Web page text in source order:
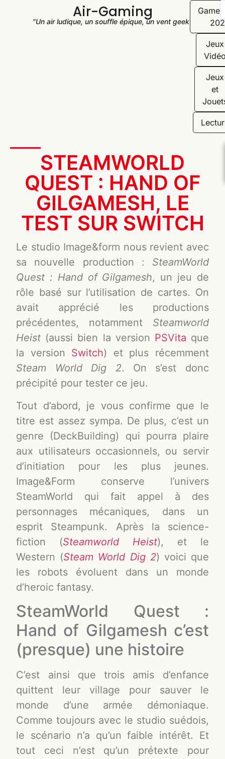
Air-Gaming
"Un air ludique, un souffle épique, un vent geek"
Jeux
Jeux
et
STEAMWORLD
QUEST : HAND OF
GILGAMESH, LE
TEST SUR SWITCH
Le studio Image&form nous revient avec
sa nouvelle production : SteamWorld
Quest : Hand of Gilgamesh, un jeu de
rôle basé sur l’utilisation de cartes. On
avait apprécié les productions
précédentes, notamment Steamworld
Heist (aussi bien la version PSVita que
la version Switch) et plus récemment
Steam World Dig 2. On s’est donc
précipité pour tester ce jeu.
Tout d’abord, je vous confirme que le
titre est assez sympa. De plus, c’est un
genre (DeckBuilding) qui pourra plaire
aux utilisateurs occasionnels, ou servir
d’initiation pour les plus jeunes.
Image&Form conserve l’univers
SteamWorld qui fait appel à des
personnages mécaniques, dans un
esprit Steampunk. Après la science-
fiction (Steamworld Heist), et le
Western (Steam World Dig 2) voici que
les robots évoluent dans un monde
d’heroic fantasy.
SteamWorld Quest :
Hand of Gilgamesh c’est
(presque) une histoire
C’est ainsi que trois amis d’enfance
quittent leur village pour sauver le
monde d’une armée démoniaque.
Comme toujours avec le studio suédois,
le scénario n’a qu’un faible intérêt. Et
tout ceci n’est qu’un prétexte pour